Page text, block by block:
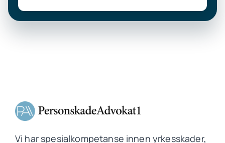
Vi har spesialkompetanse innen yrkesskader,